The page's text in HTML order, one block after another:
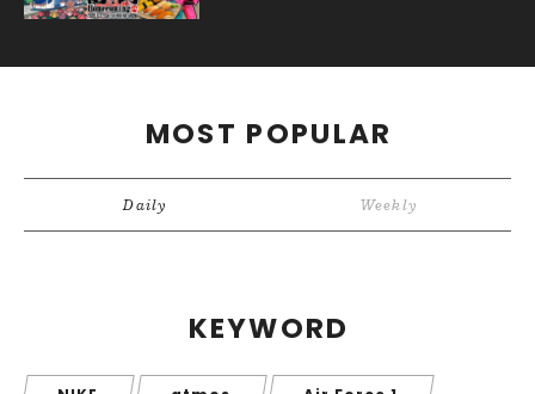
MOST POPULAR
Daily Weekly
KEYWORD